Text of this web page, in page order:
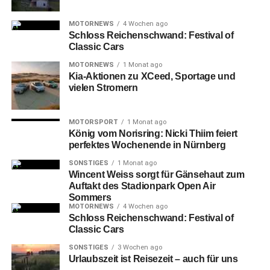
schwere und zehn Meter lange Boot wird von einem
modernen Dieselmotor angetrieben. Die heimischen Tiere
im Volkspark Dutzendteich sind Geräuschkulissen durch
Großveranstaltungen wie beispielsweise Rock im Park
oder das Norisring-Rennen gewohnt. Der Motorenlärm
stellt damit einen vertretbaren temporären Eingriff zum
Wohle der Natur dar. Für die Hydraulik wird biologisch
abbaubares Öl verwendet.
MOTORNEWS 4 Wochen ago
Schloss Reichenschwand: Festival of
Classic Cars
MOTORNEWS 1 Monat ago
Kia-Aktionen zu XCeed, Sportage und
vielen Stromern
MOTORSPORT 1 Monat ago
König vom Norisring: Nicki Thiim feiert
perfektes Wochenende in Nürnberg
SONSTIGES 1 Monat ago
Wincent Weiss sorgt für Gänsehaut zum
Auftakt des Stadionpark Open Air
Sommers
MOTORNEWS 4 Wochen ago
Schloss Reichenschwand: Festival of
Classic Cars
SONSTIGES 3 Wochen ago
Urlaubszeit ist Reisezeit – auch für uns